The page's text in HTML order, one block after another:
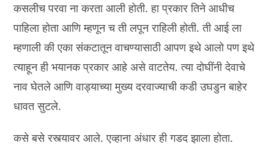
कसलीच परवा ना करता आली होती. हा प्रकार तिने आधीच
पाहिला होता आणि म्हणून च ती लपून राहिली होती. ती आई ला
म्हणाली की एका संकटातून वाचण्यासाठी आपण इथे आलो पण इथे
त्याहून ही भयानक प्रकार आहे असे वाटतेय. त्या दोघींनी देवाचे
नाव घेतले आणि वाड्याच्या मुख्य दरवाज्याची कडी उघडुन बाहेर
धावत सुटले.
कसे बसे रस्त्यावर आले. एव्हाना अंधार ही गडद झाला होता.